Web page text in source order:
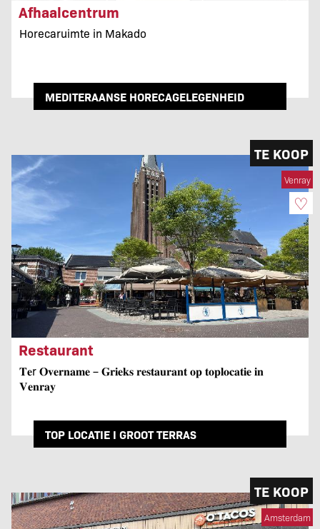
Afhaalcentrum
Horecaruimte in Makado
MEDITERAANSE HORECAGELEGENHEID
TE KOOP
Venray
♡
Restaurant
𝐓𝐞r 𝐎𝐯𝐞𝐫𝐧𝐚𝐦𝐞 – 𝐆𝐫𝐢𝐞𝐤𝐬 𝐫𝐞𝐬𝐭𝐚𝐮𝐫𝐚𝐧𝐭 𝐨𝐩 𝐭𝐨𝐩𝐥𝐨𝐜𝐚𝐭𝐢𝐞 𝐢𝐧
𝐕𝐞𝐧𝐫𝐚𝐲
TOP LOCATIE I GROOT TERRAS
TE KOOP
Amsterdam